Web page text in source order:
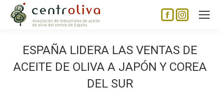
Facebook
opens
new
Instagram
opens
new
ESPAÑA LIDERA LAS VENTAS DE
ACEITE DE OLIVA A JAPÓN Y COREA
DEL SUR